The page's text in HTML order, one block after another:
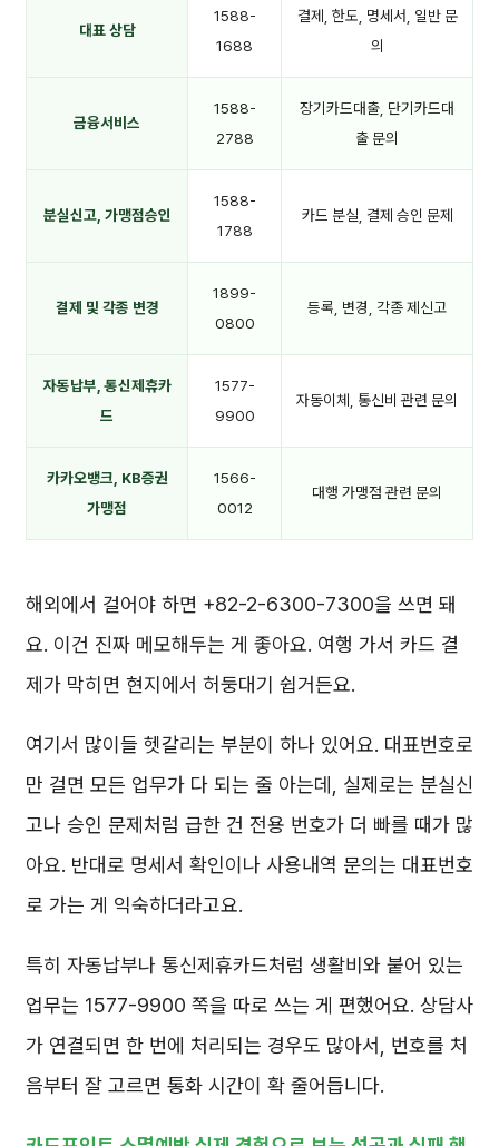
대표 상담
1588-
1688
결제, 한도, 명세서, 일반 문
의
금융서비스
1588-
2788
장기카드대출, 단기카드대
출 문의
분실신고, 가맹점승인
1588-
1788
카드 분실, 결제 승인 문제
결제 및 각종 변경
1899-
0800
등록, 변경, 각종 제신고
자동납부, 통신제휴카
드
1577-
9900
자동이체, 통신비 관련 문의
카카오뱅크, KB증권
가맹점
1566-
0012
대행 가맹점 관련 문의
해외에서 걸어야 하면 +82-2-6300-7300을 쓰면 돼
요. 이건 진짜 메모해두는 게 좋아요. 여행 가서 카드 결
제가 막히면 현지에서 허둥대기 쉽거든요.
여기서 많이들 헷갈리는 부분이 하나 있어요. 대표번호로
만 걸면 모든 업무가 다 되는 줄 아는데, 실제로는 분실신
고나 승인 문제처럼 급한 건 전용 번호가 더 빠를 때가 많
아요. 반대로 명세서 확인이나 사용내역 문의는 대표번호
로 가는 게 익숙하더라고요.
특히 자동납부나 통신제휴카드처럼 생활비와 붙어 있는
업무는 1577-9900 쪽을 따로 쓰는 게 편했어요. 상담사
가 연결되면 한 번에 처리되는 경우도 많아서, 번호를 처
음부터 잘 고르면 통화 시간이 확 줄어듭니다.